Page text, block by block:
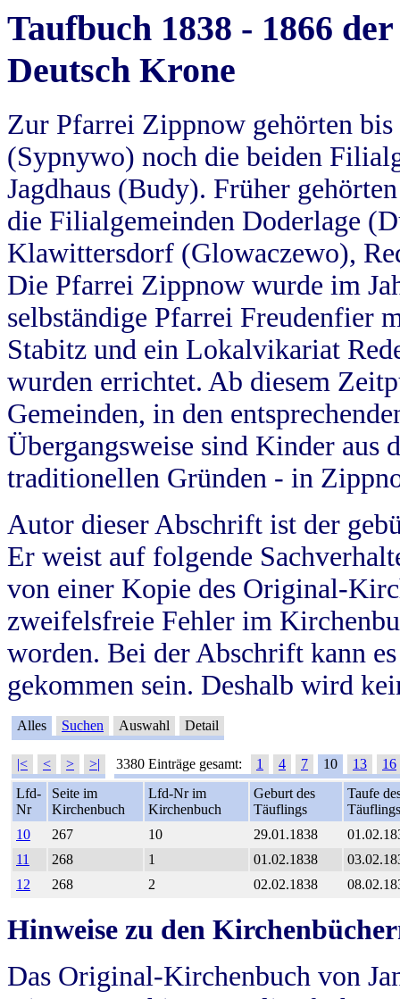
Taufbuch 1838 - 1866
Deutsch Krone
Zur Pfarrei Zippnow gehörten
(Sypnywo) noch die beiden
Jagdhaus (Budy). Früher
die Filialgemeinden Doderlage
Klawittersdorf (Glowaczewo),
Die Pfarrei Zippnow wurde im
selbständige Pfarrei Freudenfier
Stabitz und ein Lokalvikariat
wurden errichtet. Ab diesem
Gemeinden, in den
Übergangsweise sind Kinder aus
traditionellen Gründen - in
Autor dieser Abschrift ist der
Er weist auf folgende
von einer Kopie des Original-
zweifelsfreie Fehler im
worden. Bei der Abschrift kann
gekommen sein. Deshalb wird
Alles Suchen Auswahl Detail
|< < > >| 3380 Einträge gesamt: 1 4 7 10 13
16
Lfd-
Nr
Seite im
Kirchenbuch
Lfd-Nr im
Kirchenbuch
Geburt des
Täuflings
Taufe
Täuflings
10
267 10 29.01.1838
11
268 1 01.02.1838
12
268 2 02.02.1838
Hinweise zu den
Das Original-Kirchenbuch von